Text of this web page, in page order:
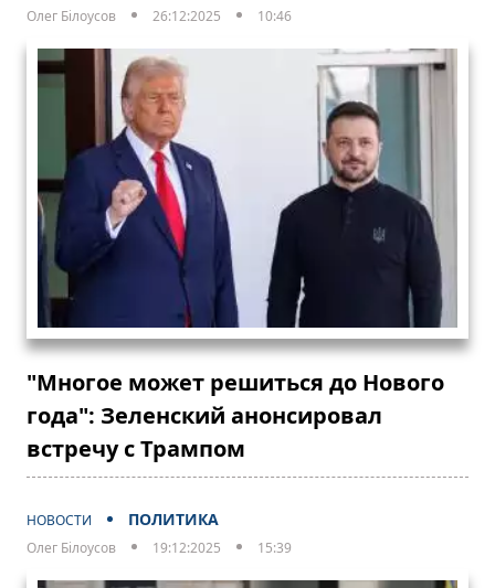
Олег Білоусов 26:12:2025 10:46
"Многое может решиться до Нового
года": Зеленский анонсировал
встречу с Трампом
НОВОСТИ ПОЛИТИКА
Олег Білоусов 19:12:2025 15:39